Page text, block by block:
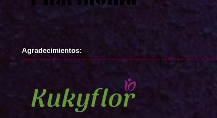
Agradecimientos: